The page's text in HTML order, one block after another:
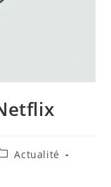
Actualité